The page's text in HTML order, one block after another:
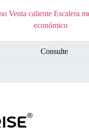
Venta caliente Escalera
económico
Consulte